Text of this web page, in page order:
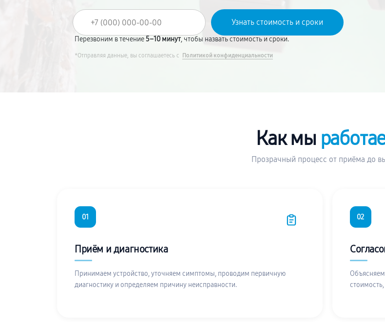
Перезвоним в течение5–10 минут, чтобы назвать стоимость и сроки.
*Отправляя данные, вы соглашаетесь с Политикой конфиденциальности
Как мы
Прозрачный процесс от приёма до
01
Приём и диагностика
Принимаем устройство, уточняем симптомы, проводим первичную
диагностику и определяем причину неисправности.
02